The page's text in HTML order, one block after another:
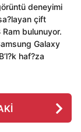
deneyimi
çift
bulunuyor.
Galaxy
haf?za